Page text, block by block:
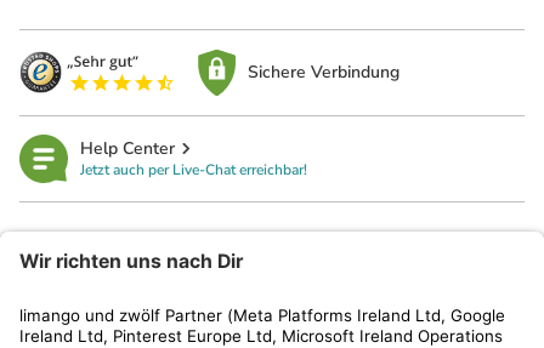
Sichere Verbindung
Help Center
Jetzt auch per Live-Chat erreichbar!